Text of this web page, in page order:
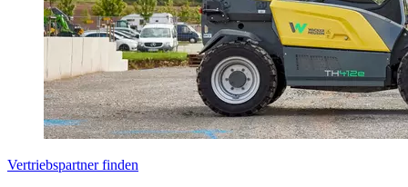
Vertriebspartner finden